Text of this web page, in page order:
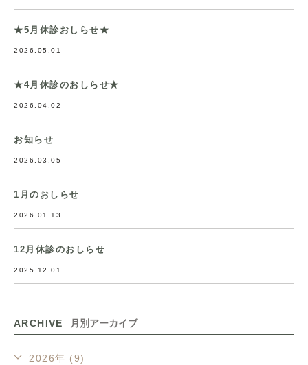
★5月休診おしらせ★
2026.05.01
★4月休診のおしらせ★
2026.04.02
お知らせ
2026.03.05
1月のおしらせ
2026.01.13
12月休診のおしらせ
2025.12.01
ARCHIVE 月別アーカイブ
2026年 (9)